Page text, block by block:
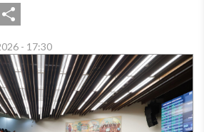
Email
- 17:30